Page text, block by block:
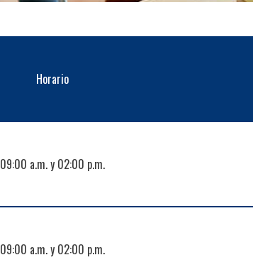
Horario
09:00 a.m. y 02:00 p.m.
09:00 a.m. y 02:00 p.m.